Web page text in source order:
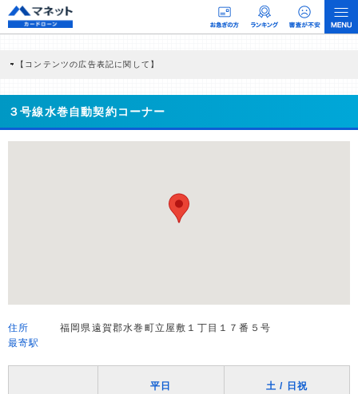
【コンテンツの広告表記に関して】
商品を根拠なくPRするものではなく、当編集部の調査／ユーザーへの口コミ収集な
どに基づき、公平性を担保した情報提供を行っています。
>提携企業一覧
３号線水巻自動契約コーナー
住所
福岡県遠賀郡水巻町立屋敷１丁目１７番５号
最寄駅
平日 土 / 日祝